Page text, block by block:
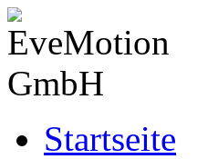
Startseite